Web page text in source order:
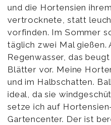
und die Hortensien
vertrocknete, statt
vorfinden. Im Sommer
täglich zwei Mal gießen.
Regenwasser, das
Blätter vor. Meine
und im Halbschatten.
ideal, da sie
setze ich auf
Gartencenter. Der ist